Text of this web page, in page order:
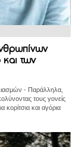
των
- Παράλληλα,
τους γονείς
κορίτσια και αγόρια